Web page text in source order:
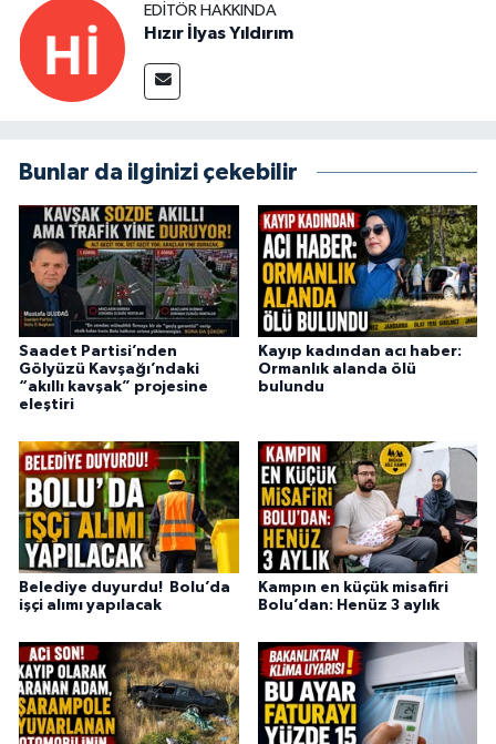
EDITÖR HAKKINDA
Hızır İlyas Yıldırım
Bunlar da ilginizi çekebilir
Saadet Partisi’nden
Gölyüzü Kavşağı’ndaki
“akıllı kavşak” projesine
eleştiri
Kayıp kadından acı haber:
Ormanlık alanda ölü
bulundu
Belediye duyurdu! Bolu’da
işçi alımı yapılacak
Kampın en küçük misafiri
Bolu’dan: Henüz 3 aylık